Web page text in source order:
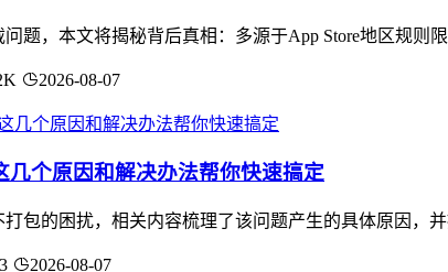
题，本文将揭秘背后真相：多源于App Store地区规则
2026-08-07
个原因和解决办法帮你快速搞定
包的困扰，相关内容梳理了该问题产生的具体原因
2026-08-07